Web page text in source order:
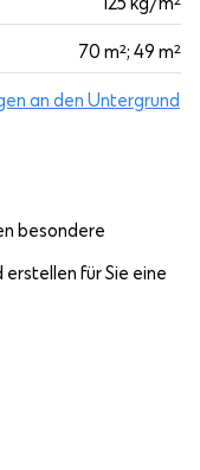
70 m²; 49 m²
an den Untergrund
besondere
für Sie eine